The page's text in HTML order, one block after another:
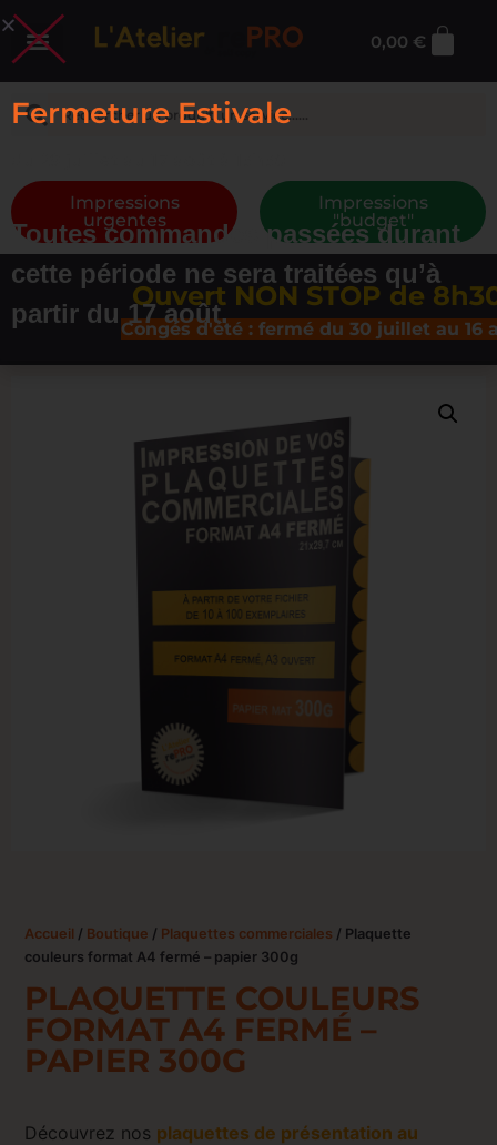
0,00 €
Impressions
urgentes
Impressions
"budget"
Ouvert NON STOP de 8h30
Congés d'été : fermé du 30 juillet au 16
Accueil / Boutique / Plaquettes commerciales / Plaquette
couleurs format A4 fermé – papier 300g
PLAQUETTE COULEURS
FORMAT A4 FERMÉ –
PAPIER 300G
Découvrez nos plaquettes de présentation au
Fermeture Estivale
Toutes commandes passées durant
cette période ne sera traitées qu’à
partir du 17 août.